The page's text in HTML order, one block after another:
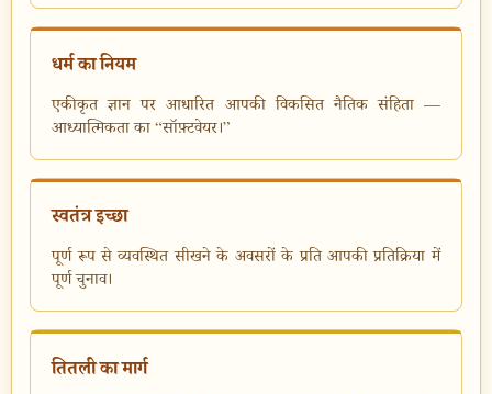
धर्म का नियम
एकीकृत ज्ञान पर आधारित आपकी विकसित नैतिक संहिता —
आध्यात्मिकता का “सॉफ़्टवेयर।”
स्वतंत्र इच्छा
पूर्ण रूप से व्यवस्थित सीखने के अवसरों के प्रति आपकी प्रतिक्रिया में
पूर्ण चुनाव।
तितली का मार्ग